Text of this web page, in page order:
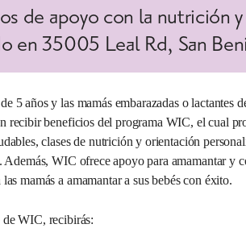
de apoyo con la nutrición
en 35005 Leal Rd, San
5 años y las mamás embarazadas o lactantes
recibir beneficios del programa WIC, el cual
clases de nutrición y orientación
Además, WIC ofrece apoyo para amamantar y
mamás a amamantar a sus bebés con éxito.
WIC, recibirás: